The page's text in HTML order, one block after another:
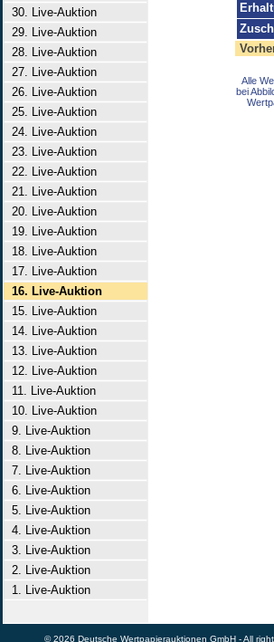
30. Live-Auktion
29. Live-Auktion
28. Live-Auktion
27. Live-Auktion
26. Live-Auktion
25. Live-Auktion
24. Live-Auktion
23. Live-Auktion
22. Live-Auktion
21. Live-Auktion
20. Live-Auktion
19. Live-Auktion
18. Live-Auktion
17. Live-Auktion
16. Live-Auktion
15. Live-Auktion
14. Live-Auktion
13. Live-Auktion
12. Live-Auktion
11. Live-Auktion
10. Live-Auktion
9. Live-Auktion
8. Live-Auktion
7. Live-Auktion
6. Live-Auktion
5. Live-Auktion
4. Live-Auktion
3. Live-Auktion
2. Live-Auktion
1. Live-Auktion
Alle
bei
© 2026 Deutsche Wertpapierauktionen GmbH - All